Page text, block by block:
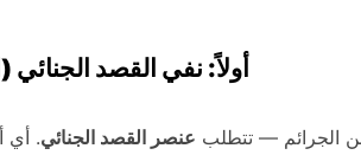
أولاً: نفي القصد الجنائي
الجرائم — تتطلب عنصر القصد الجنائي. أي